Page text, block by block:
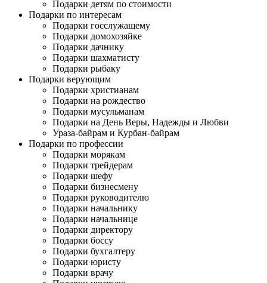
Подарки детям по стоимости
Подарки по интересам
Подарки госслужащему
Подарки домохозяйке
Подарки дачнику
Подарки шахматисту
Подарки рыбаку
Подарки верующим
Подарки христианам
Подарки на рождество
Подарки мусульманам
Подарки на День Веры, Надежды и Любви
Ураза-байрам и Курбан-байрам
Подарки по профессии
Подарки морякам
Подарки трейдерам
Подарки шефу
Подарки бизнесмену
Подарки руководителю
Подарки начальнику
Подарки начальнице
Подарки директору
Подарки боссу
Подарки бухгалтеру
Подарки юристу
Подарки врачу